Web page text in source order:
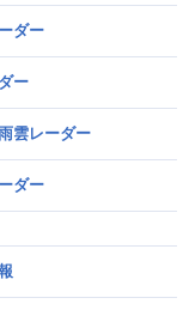
ダー
ー
雲レーダー
ダー